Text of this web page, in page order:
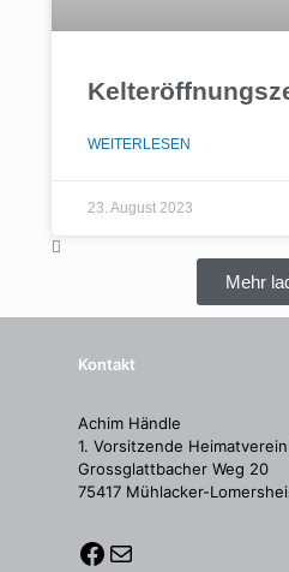
WEITERLESEN
23. August 2023
Mehr
Kontakt
Achim Händle
1. Vorsitzende
Grossglattbacher Weg 20
75417 Mühlacker-